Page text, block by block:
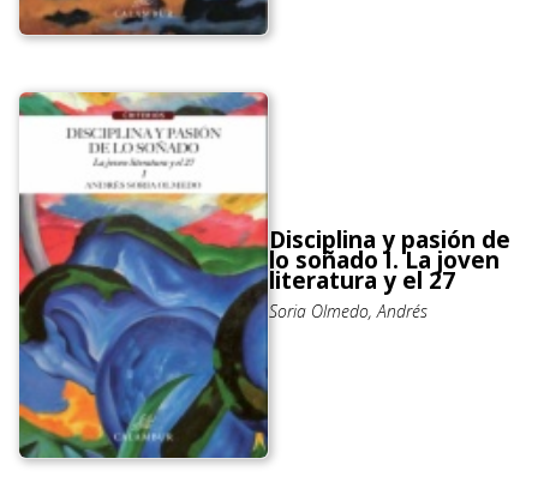
Disciplina y pasión de
lo soñado I. La joven
literatura y el 27
Soria Olmedo, Andrés